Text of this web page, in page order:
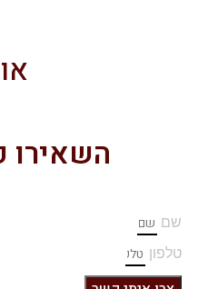
או
השאירו
שם
טלפון